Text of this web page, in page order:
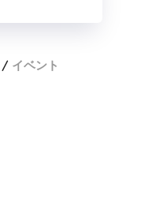
イベント